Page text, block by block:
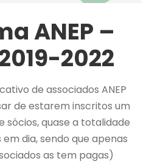
ANEP –
2022
de associados ANEP
de estarem inscritos um
sócios, quase a totalidade
dia, sendo que apenas
as tem pagas)